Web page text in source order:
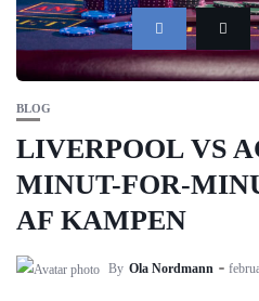
BLOG
LIVERPOOL VS
MINUT-FOR-
AF KAMPEN
By Ola Nordmann